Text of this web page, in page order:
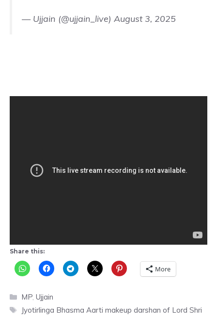
— Ujjain (@ujjain_live) August 3, 2025
Share this:
More
Categories
MP, Ujjain
Tags
Jyotirlinga Bhasma Aarti makeup darshan of Lord Shri